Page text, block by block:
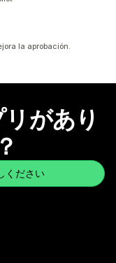
la aprobación.
があり
ください